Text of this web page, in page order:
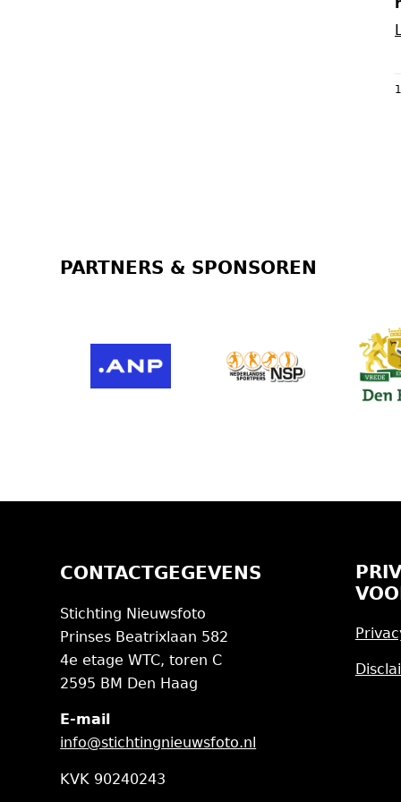
PARTNERS & SPONSOREN
CONTACTGEGEVENS
Stichting Nieuwsfoto
Prinses Beatrixlaan 582
4e etage WTC, toren C
2595 BM Den Haag
E-mail
info@stichtingnieuwsfoto.nl
KVK 90240243